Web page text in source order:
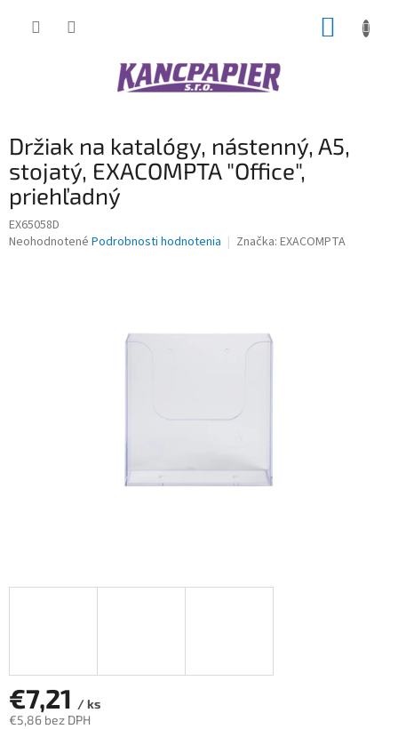
Držiak na katalógy, nástenný, A5,
stojatý, EXACOMPTA "Office",
priehľadný
EX65058D
Priemerné
Neohodnotené Podrobnosti hodnotenia Značka: EXACOMPTA
€7,21 / ks
€5,86 bez DPH